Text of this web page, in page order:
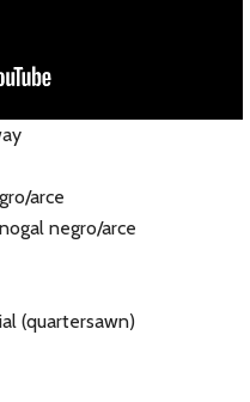
arce
negro/arce
(quartersawn)